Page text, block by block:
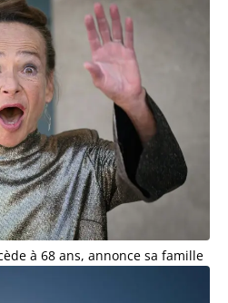
à 68 ans, annonce sa famille